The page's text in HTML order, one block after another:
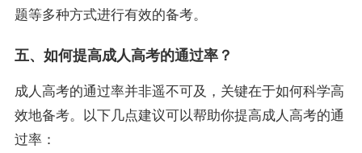
题等多种方式进行有效的备考。
五、如何提高成人高考的通过率？
成人高考的通过率并非遥不可及，关键在于如何科学高
效地备考。以下几点建议可以帮助你提高成人高考的通
过率：